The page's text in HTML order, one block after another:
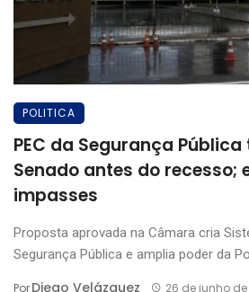
POLITICA
PEC da Segurança
Senado antes do recesso;
impasses
Proposta aprovada na Câmara cria
Segurança Pública e amplia poder da
PorDiego Velázquez 26 de junho de